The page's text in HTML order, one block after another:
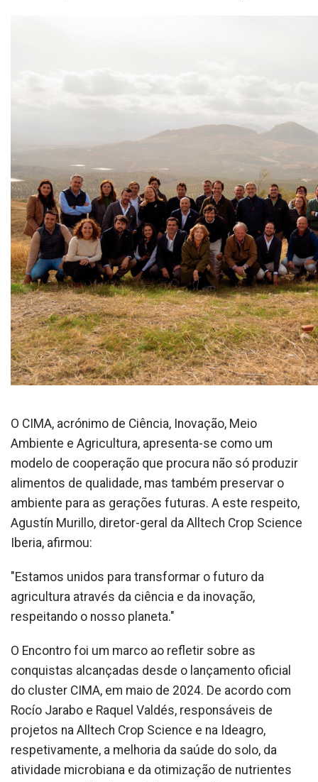
O CIMA, acrónimo de Ciência, Inovação, Meio
Ambiente e Agricultura, apresenta-se como um
modelo de cooperação que procura não só produzir
alimentos de qualidade, mas também preservar o
ambiente para as gerações futuras. A este respeito,
Agustín Murillo, diretor-geral da Alltech Crop Science
Iberia, afirmou:
"Estamos unidos para transformar o futuro da
agricultura através da ciência e da inovação,
respeitando o nosso planeta."
O Encontro foi um marco ao refletir sobre as
conquistas alcançadas desde o lançamento oficial
do cluster CIMA, em maio de 2024. De acordo com
Rocío Jarabo e Raquel Valdés, responsáveis de
projetos na Alltech Crop Science e na Ideagro,
respetivamente, a melhoria da saúde do solo, da
atividade microbiana e da otimização de nutrientes